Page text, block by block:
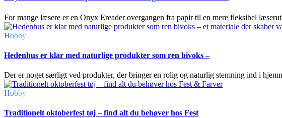
For mange læsere er en Onyx Ereader overgangen fra papir til en mere fleksibel
Hobby
Hedenhus er klar med naturlige produkter som ren bivoks –
Der er noget særligt ved produkter, der bringer en rolig og naturlig stemning ind i
Hobby
Traditionelt oktoberfest tøj – find alt du behøver hos Fest